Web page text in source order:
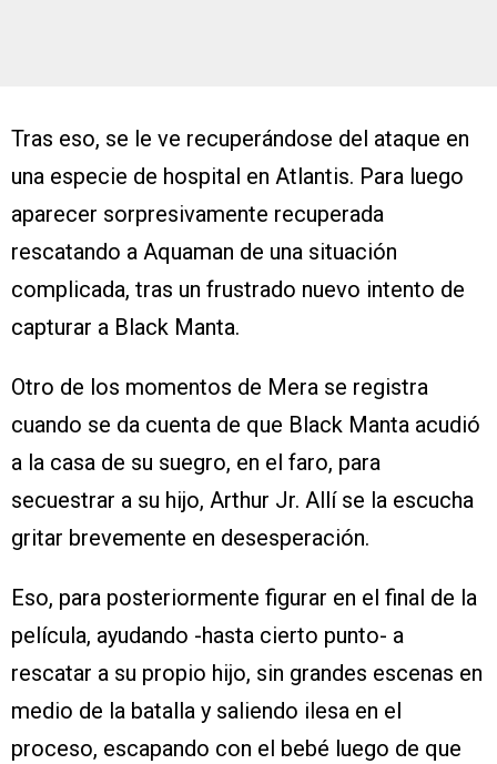
Tras eso, se le ve recuperándose del ataque en
una especie de hospital en Atlantis. Para luego
aparecer sorpresivamente recuperada
rescatando a Aquaman de una situación
complicada, tras un frustrado nuevo intento de
capturar a Black Manta.
Otro de los momentos de Mera se registra
cuando se da cuenta de que Black Manta acudió
a la casa de su suegro, en el faro, para
secuestrar a su hijo, Arthur Jr. Allí se la escucha
gritar brevemente en desesperación.
Eso, para posteriormente figurar en el final de la
película, ayudando -hasta cierto punto- a
rescatar a su propio hijo, sin grandes escenas en
medio de la batalla y saliendo ilesa en el
proceso, escapando con el bebé luego de que